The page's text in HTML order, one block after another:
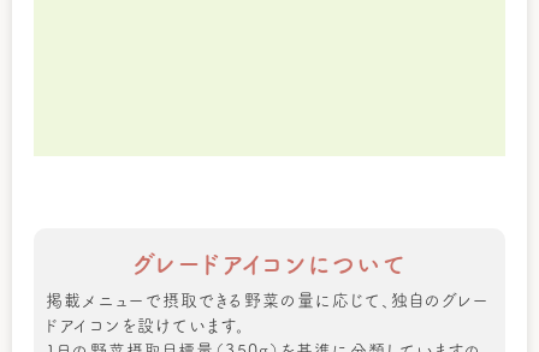
グレードアイコンについて
掲載メニューで摂取できる野菜の量に応じて、独自のグレー
ドアイコンを設けています。